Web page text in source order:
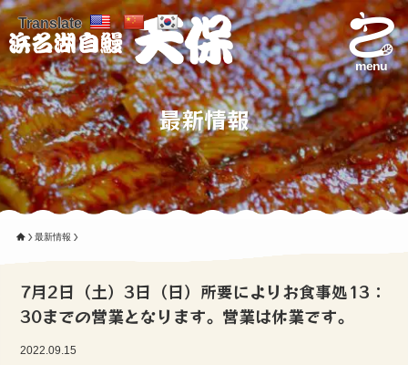
Translate
menu
最新情報
最新情報
7月2日（土）3日（日）所要によりお食事処13：
30までの営業となります。営業は休業です。
2022.09.15